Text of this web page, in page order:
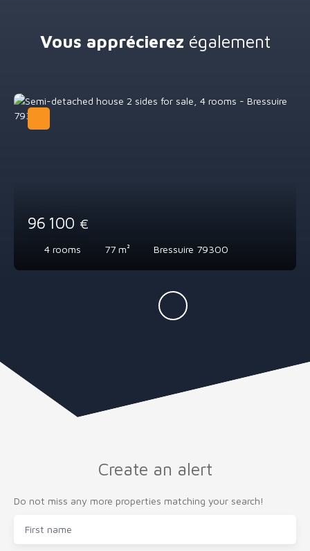
Vous apprécierez également
96 100 €
4 rooms 77 m² Bressuire 79300
Create an alert
Do not miss any more properties matching your search!
First name